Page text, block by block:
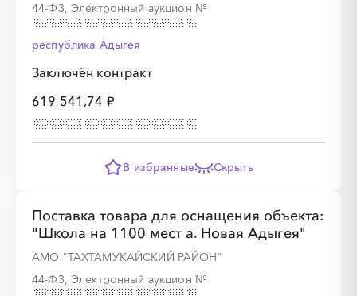
44-ФЗ, Электронный аукцион №
республика Адыгея
Заключён контракт
619 541,74 ₽
В избранные Скрыть
Поставка товара для оснащения объекта:
"Школа на 1100 мест а. Новая Адыгея"
АМО "ТАХТАМУКАЙСКИЙ РАЙОН"
44-ФЗ, Электронный аукцион №